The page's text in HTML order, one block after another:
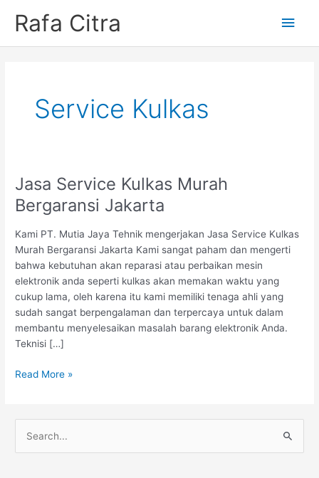
Rafa Citra
Main
Service Kulkas
Jasa Service Kulkas Murah
Bergaransi Jakarta
Kami PT. Mutia Jaya Tehnik mengerjakan Jasa Service Kulkas
Murah Bergaransi Jakarta Kami sangat paham dan mengerti
bahwa kebutuhan akan reparasi atau perbaikan mesin
elektronik anda seperti kulkas akan memakan waktu yang
cukup lama, oleh karena itu kami memiliki tenaga ahli yang
sudah sangat berpengalaman dan terpercaya untuk dalam
membantu menyelesaikan masalah barang elektronik Anda.
Teknisi […]
Jasa
Murah
Bergaransi
Jakarta
Read More »